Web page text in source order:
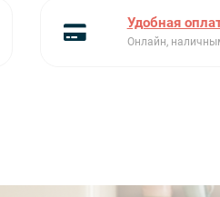
дверце
Эмалированный противень
Удобная
Онлайн,